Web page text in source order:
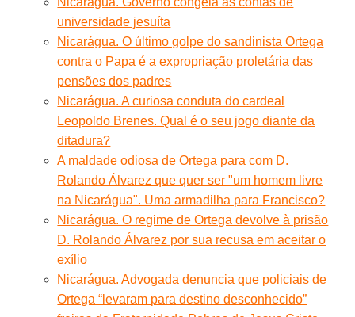
universidade jesuíta
Nicarágua. O último golpe do sandinista Ortega
contra o Papa é a expropriação proletária das
pensões dos padres
Nicarágua. A curiosa conduta do cardeal
Leopoldo Brenes. Qual é o seu jogo diante da
ditadura?
A maldade odiosa de Ortega para com D.
Rolando Álvarez que quer ser "um homem livre
na Nicarágua". Uma armadilha para Francisco?
Nicarágua. O regime de Ortega devolve à prisão
D. Rolando Álvarez por sua recusa em aceitar o
exílio
Nicarágua. Advogada denuncia que policiais de
Ortega “levaram para destino desconhecido”